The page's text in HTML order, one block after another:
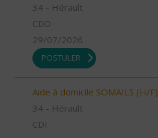
34 - Hérault
CDD
29/07/2026
POSTULER
Aide à domicile SOMAILS (H/F)
34 - Hérault
CDI